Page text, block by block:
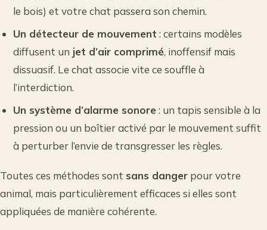
le bois) et votre chat passera son chemin.
Un détecteur de mouvement : certains modèles
diffusent un jet d’air comprimé, inoffensif mais
dissuasif. Le chat associe vite ce souffle à
l’interdiction.
Un système d’alarme sonore: un tapis sensible à la
pression ou un boîtier activé par le mouvement suffit
à perturber l’envie de transgresser les règles.
Toutes ces méthodes sont sans danger pour votre
animal, mais particulièrement efficaces si elles sont
appliquées de manière cohérente.